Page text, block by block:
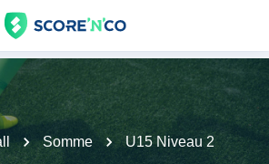
Somme U15 Niveau 2